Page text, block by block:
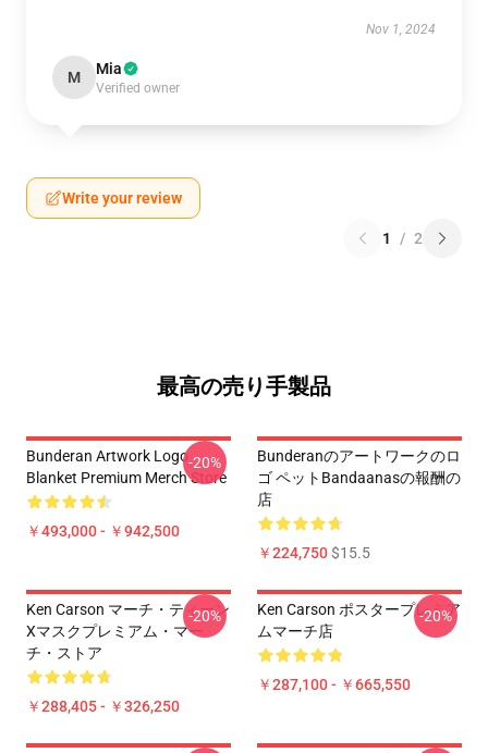
Nov 1, 2024
M Mia
Verified owner
Write your review
1 / 2
最高の売り手製品
Bunderan Artwork Logo
Blanket Premium Merch Store
￥493,000 - ￥942,500
-20%
Bunderanのアートワークのロ
ゴ ペットBandaanasの報酬の
店
￥224,750$15.5
Ken Carson マーチ・ティーン
Xマスクプレミアム・マー
チ・ストア
￥288,405 - ￥326,250
-20%
Ken Carson ポスタープレミア
ムマーチ店
￥287,100 - ￥665,550
-20%